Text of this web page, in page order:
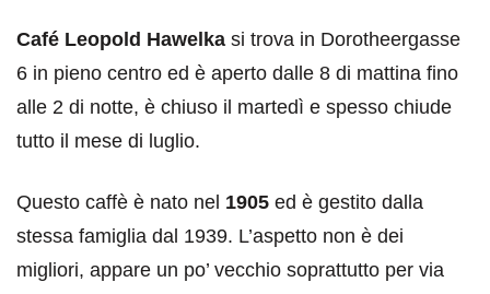
Café Leopold Hawelka si trova in Dorotheergasse
6 in pieno centro ed è aperto dalle 8 di mattina fino
alle 2 di notte, è chiuso il martedì e spesso chiude
tutto il mese di luglio.
Questo caffè è nato nel 1905 ed è gestito dalla
stessa famiglia dal 1939. L’aspetto non è dei
migliori, appare un po’ vecchio soprattutto per via